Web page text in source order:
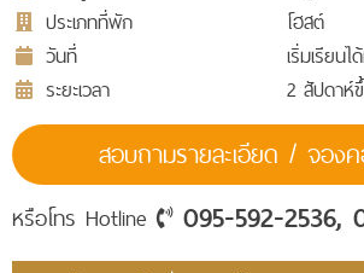
ประเภทที่พัก
โฮสต์
วันที่
เริ่มเรียน
ระยะเวลา
2 สัปดาห์
สอบถามรายละเอียด / จองค
หรือโทร Hotline 095-592-2536,